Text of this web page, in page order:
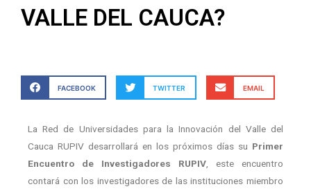
VALLE DEL CAUCA?
FACEBOOK TWITTER EMAIL
La Red de Universidades para la Innovación del Valle del
Cauca RUPIV desarrollará en los próximos días su Primer
Encuentro de Investigadores RUPIV , este encuentro
contará con los investigadores de las instituciones miembro